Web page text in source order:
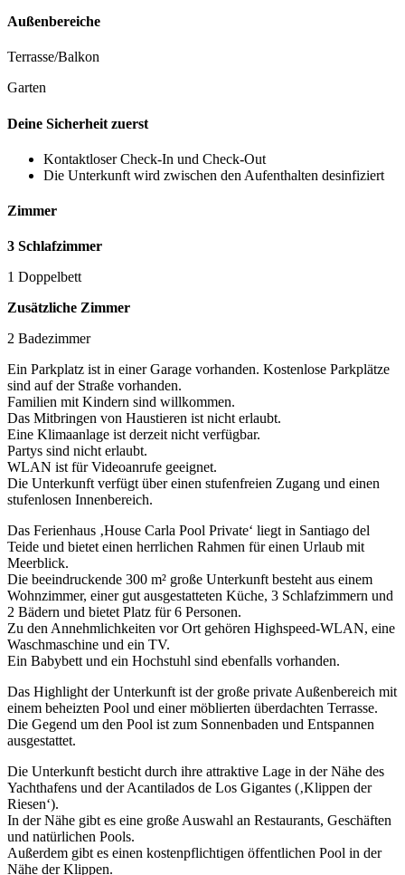
Außenbereiche
Terrasse/Balkon
Garten
Deine Sicherheit zuerst
Kontaktloser Check-In und Check-Out
Die Unterkunft wird zwischen den Aufenthalten desinfiziert
Zimmer
3 Schlafzimmer
1 Doppelbett
Zusätzliche Zimmer
2 Badezimmer
Ein Parkplatz ist in einer Garage vorhanden. Kostenlose Parkplätze
sind auf der Straße vorhanden.
Familien mit Kindern sind willkommen.
Das Mitbringen von Haustieren ist nicht erlaubt.
Eine Klimaanlage ist derzeit nicht verfügbar.
Partys sind nicht erlaubt.
WLAN ist für Videoanrufe geeignet.
Die Unterkunft verfügt über einen stufenfreien Zugang und einen
stufenlosen Innenbereich.
Das Ferienhaus ‚House Carla Pool Private‘ liegt in Santiago del
Teide und bietet einen herrlichen Rahmen für einen Urlaub mit
Meerblick.
Die beeindruckende 300 m² große Unterkunft besteht aus einem
Wohnzimmer, einer gut ausgestatteten Küche, 3 Schlafzimmern und
2 Bädern und bietet Platz für 6 Personen.
Zu den Annehmlichkeiten vor Ort gehören Highspeed-WLAN, eine
Waschmaschine und ein TV.
Ein Babybett und ein Hochstuhl sind ebenfalls vorhanden.
Das Highlight der Unterkunft ist der große private Außenbereich mit
einem beheizten Pool und einer möblierten überdachten Terrasse.
Die Gegend um den Pool ist zum Sonnenbaden und Entspannen
ausgestattet.
Die Unterkunft besticht durch ihre attraktive Lage in der Nähe des
Yachthafens und der Acantilados de Los Gigantes (‚Klippen der
Riesen‘).
In der Nähe gibt es eine große Auswahl an Restaurants, Geschäften
und natürlichen Pools.
Außerdem gibt es einen kostenpflichtigen öffentlichen Pool in der
Nähe der Klippen.